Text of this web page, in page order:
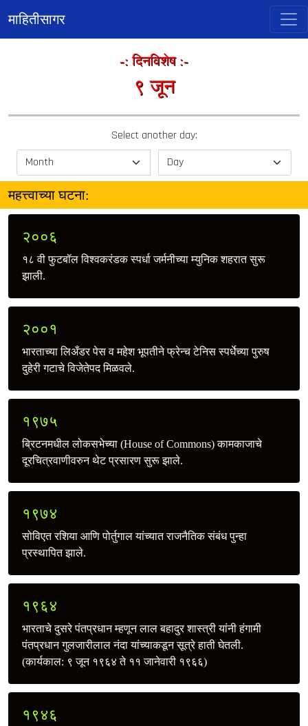
माहितीसागर
-: दिनविशेष :-
९ जून
Select another day:
महत्त्वाच्या घटना:
२००६
१८ वी फुटबॉल विश्वकरंडक स्पर्धा जर्मनीच्या म्युनिक शहरात सुरू
झाली.
२००१
भारताच्या लिअँडर पेस व महेश भूपतीने फ्रेन्च टेनिस स्पर्धेच्या पुरुष
दुहेरी गटाचे विजेतेपद मिळवले.
१९७५
ब्रिटनमधील लोकसभेच्या (House of Commons) कामकाजाचे
दूरचित्रवाणीवरुन थेट प्रसारण सुरू झाले.
१९७४
सोविएत रशिया आणि पोर्तुगाल यांच्यात राजनैतिक संबंध पुन्हा
प्रस्थापित झाले.
१९६४
भारताचे दुसरे पंतप्रधान म्हणून लाल बहादुर शास्त्री यांनी हंगामी
पंतप्रधान गुलजारीलाल नंदा यांच्याकडून सूत्रे हाती घेतली.
(कार्यकाल: ९ जून १९६४ ते ११ जानेवारी १९६६)
१९४६